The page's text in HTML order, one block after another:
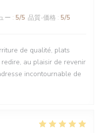
ー : 5/5 品質-価格 : 5/5
de qualité, plats
au plaisir de revenir
incontournable de